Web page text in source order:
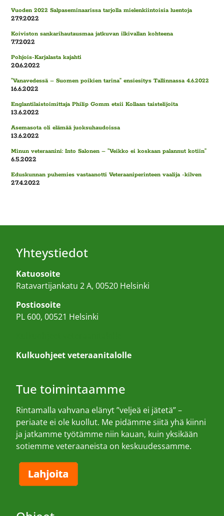
Vuoden 2022 Salpaseminaarissa tarjolla mielenkiintoisia luentoja
27.9.2022
Koiviston sankarihautausmaa jatkuvan ilkivallan kohteena
7.7.2022
Pohjois-Karjalasta kajahti
20.6.2022
”Vanavedessä – Suomen poikien tarina” ensiesitys Tallinnassa 4.6.2022
16.6.2022
Englantilaistoimittaja Philip Gomm etsii Kollaan taistelijoita
13.6.2022
Asemasota oli elämää juoksuhaudoissa
13.6.2022
Minun veteraanini: Into Salonen – ”Veikko ei koskaan palannut kotiin”
6.5.2022
Eduskunnan puhemies vastaanotti Veteraaniperinteen vaalija -kilven
27.4.2022
Yhteystiedot
Katuosoite
Ratavartijankatu 2 A, 00520 Helsinki
Postiosoite
PL 600, 00521 Helsinki
Kulkuohjeet veteraanitalolle
Tue toimintaamme
Rintamalla vahvana elänyt ”veljeä ei jätetä” –
periaate ei ole kuollut. Me pidämme siitä yhä kiinni
ja jatkamme työtämme niin kauan, kuin yksikään
sotiemme veteraaneista on keskuudessamme.